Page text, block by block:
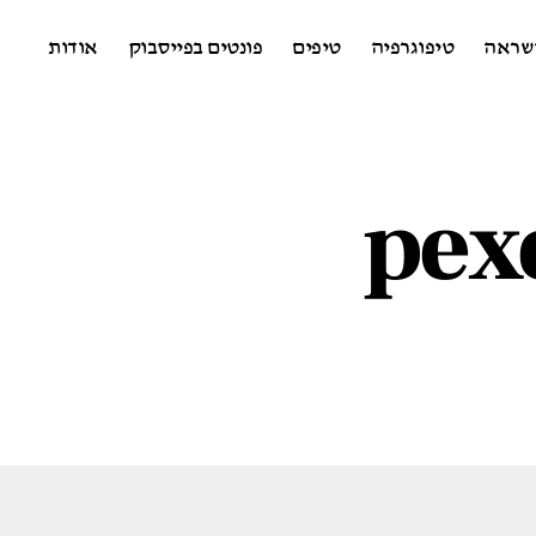
טיפוגרפיה טיפים פונטים בפייסבוק אודות